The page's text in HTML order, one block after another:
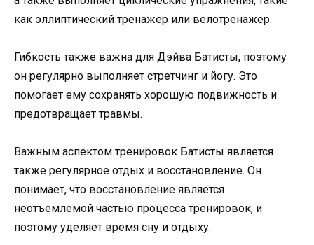
как эллиптический тренажер или велотренажер.
Гибкость также важна для Дэйва Батисты, поэтому
он регулярно выполняет стретчинг и йогу. Это
помогает ему сохранять хорошую подвижность и
предотвращает травмы.
Важным аспектом тренировок Батисты является
также регулярное отдых и восстановление. Он
понимает, что восстановление является
неотъемлемой частью процесса тренировок, и
поэтому уделяет время сну и отдыху.